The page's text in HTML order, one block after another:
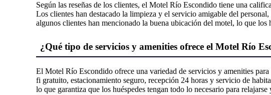
Según las reseñas de los clientes, el Motel Río Escondido tiene una
Los clientes han destacado la limpieza y el servicio amigable del
algunos clientes han mencionado la buena ubicación del motel, lo que
¿Qué tipo de servicios y amenities ofrece el Motel Río
El Motel Río Escondido ofrece una variedad de servicios y amenities
fi gratuito, estacionamiento seguro, recepción 24 horas y servicio de
lo que garantiza que los huéspedes tengan todo lo necesario para relajarse